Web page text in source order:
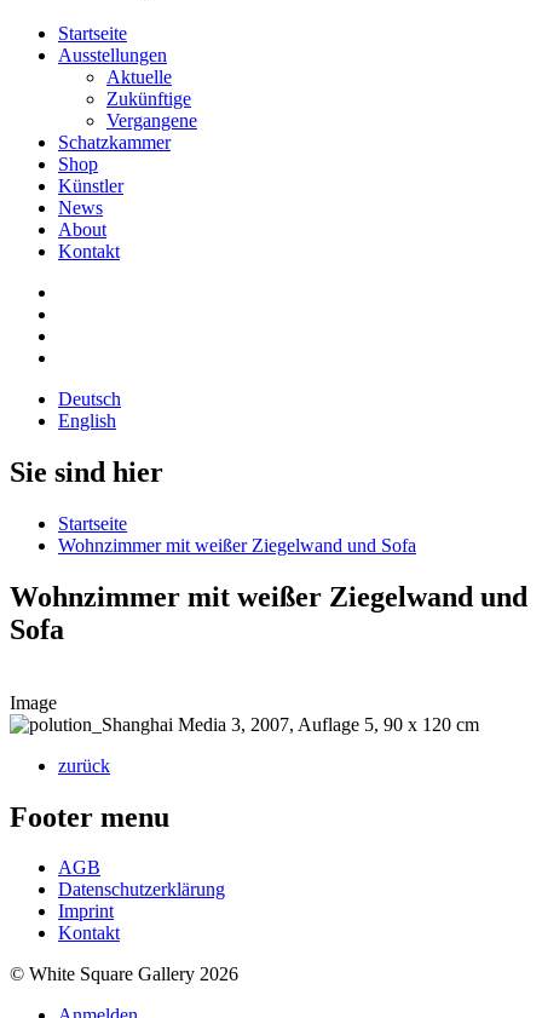
Startseite
Ausstellungen
Aktuelle
Zukünftige
Vergangene
Schatzkammer
Shop
Künstler
News
About
Kontakt
Deutsch
English
Sie sind hier
Startseite
Wohnzimmer mit weißer Ziegelwand und Sofa
Wohnzimmer mit weißer Ziegelwand und
Sofa
Image
zurück
Footer menu
AGB
Datenschutzerklärung
Imprint
Kontakt
© White Square Gallery 2026